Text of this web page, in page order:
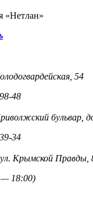
«Нетлан»
54
48
бульвар,
34
Крымской Правды,
— 18:00)